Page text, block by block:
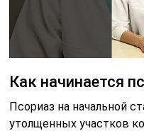
Как начинается
Псориаз на начальной
утолщенных участков